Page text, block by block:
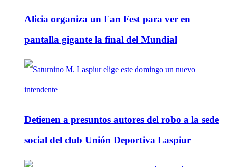
Alicia organiza un Fan Fest para ver en
pantalla gigante la final del Mundial
Detienen a presuntos autores del robo a la sede
social del club Unión Deportiva Laspiur